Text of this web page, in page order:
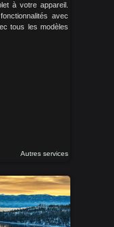
à votre appareil.
avec
tous les modèles
Autres services